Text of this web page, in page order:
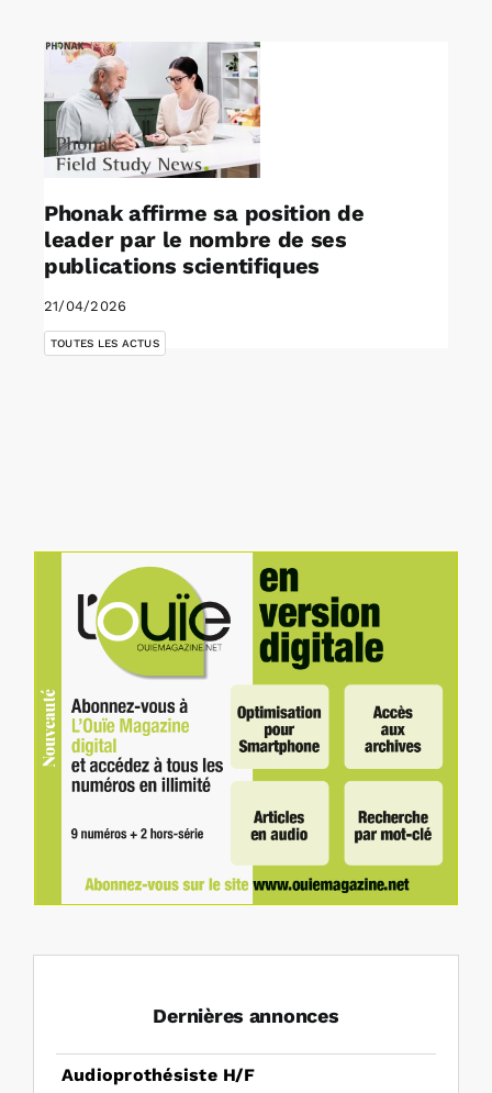
Rechercher:
Annonces emploi
Phonak affirme sa position de
leader par le nombre de ses
publications scientifiques
21/04/2026
TOUTES LES ACTUS
Dernières annonces
Audioprothésiste H/F